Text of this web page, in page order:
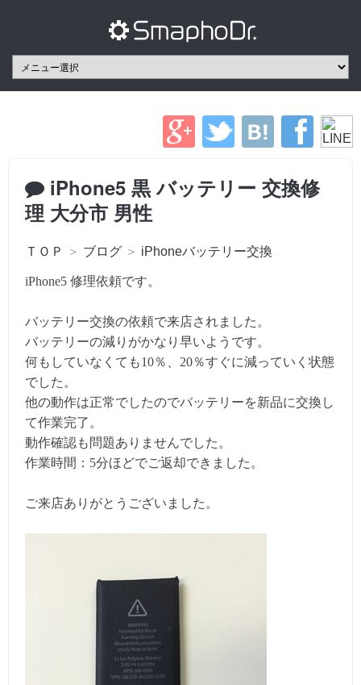
iPhone5 黒 バッテリー 交換修
理 大分市 男性
ＴＯＰ ＞ ブログ ＞ iPhoneバッテリー交換
iPhone5 修理依頼です。
バッテリー交換の依頼で来店されました。
バッテリーの減りがかなり早いようです。
何もしていなくても10％、20％すぐに減っていく状態
でした。
他の動作は正常でしたのでバッテリーを新品に交換し
て作業完了。
動作確認も問題ありませんでした。
作業時間：5分ほどでご返却できました。
ご来店ありがとうございました。